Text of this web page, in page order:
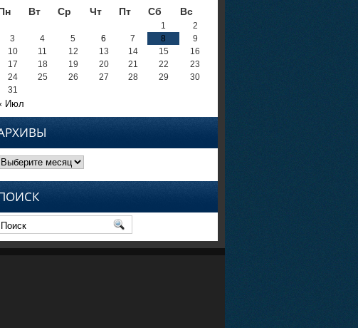
Вт Ср Чт Пт Сб Вс
1
2
3
4 5 6 7 8
9
10
11 12 13 14 15
16
17
18 19 20 21 22
23
24
25 26 27 28 29
30
31
Июл